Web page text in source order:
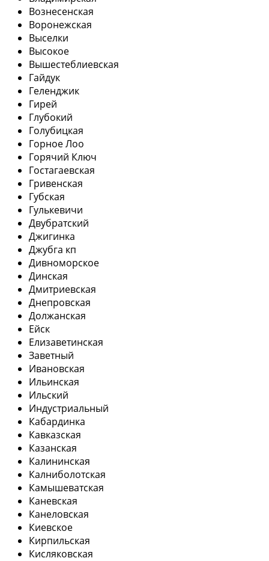
Вознесенская
Воронежская
Выселки
Высокое
Вышестеблиевская
Гайдук
Геленджик
Гирей
Глубокий
Голубицкая
Горное Лоо
Горячий Ключ
Гостагаевская
Гривенская
Губская
Гулькевичи
Двубратский
Джигинка
Джубга кп
Дивноморское
Динская
Дмитриевская
Днепровская
Должанская
Ейск
Елизаветинская
Заветный
Ивановская
Ильинская
Ильский
Индустриальный
Кабардинка
Кавказская
Казанская
Калининская
Калниболотская
Камышеватская
Каневская
Канеловская
Киевское
Кирпильская
Кисляковская